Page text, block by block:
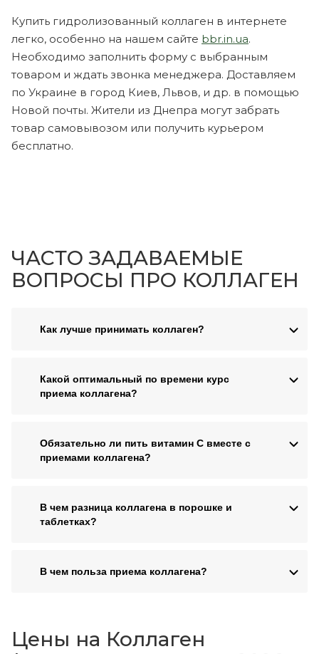
Купить гидролизованный коллаген в интернете
легко, особенно на нашем сайте bbr.in.ua.
Необходимо заполнить форму с выбранным
товаром и ждать звонка менеджера. Доставляем
по Украине в город Киев, Львов, и др. в помощью
Новой почты. Жители из Днепра могут забрать
товар самовывозом или получить курьером
бесплатно.
ЧАСТО ЗАДАВАЕМЫЕ
ВОПРОСЫ ПРО КОЛЛАГЕН
Как лучше принимать коллаген?
Какой оптимальный по времени курс
приема коллагена?
Обязательно ли пить витамин C вместе с
приемами коллагена?
В чем разница коллагена в порошке и
таблетках?
В чем польза приема коллагена?
Цены на Коллаген